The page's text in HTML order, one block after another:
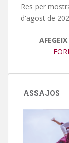
Res per
d'agost de
ASSAJOS